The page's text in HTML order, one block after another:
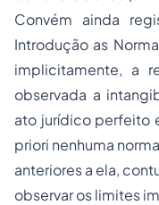
Convém ainda
Introdução as
implicitamente, a
observada a
ato jurídico perfeito
priori nenhuma
anteriores a ela,
observar os limites